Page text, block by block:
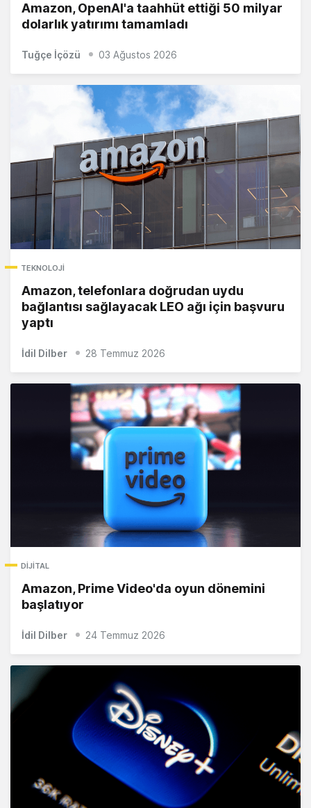
Amazon, OpenAI'a taahhüt ettiği 50 milyar
dolarlık yatırımı tamamladı
Tuğçe İçözü 03 Ağustos 2026
TEKNOLOJI
Amazon, telefonlara doğrudan uydu
bağlantısı sağlayacak LEO ağı için başvuru
yaptı
İdil Dilber 28 Temmuz 2026
DIJITAL
Amazon, Prime Video'da oyun dönemini
başlatıyor
İdil Dilber 24 Temmuz 2026